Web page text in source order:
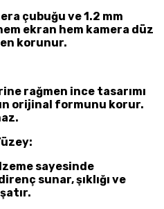
çubuğu ve 1.2 mm
ekran hem kamera düz
korunur.
rağmen ince tasarımı
orijinal formunu korur.
sayesinde
sunar, şıklığı ve